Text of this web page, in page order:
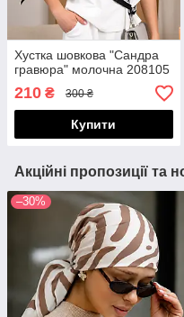
Хустка шовкова "Сандра
гравюра" молочна 208105
210 ₴ 300 ₴
Купити
Акційні пропозиції та
–30%